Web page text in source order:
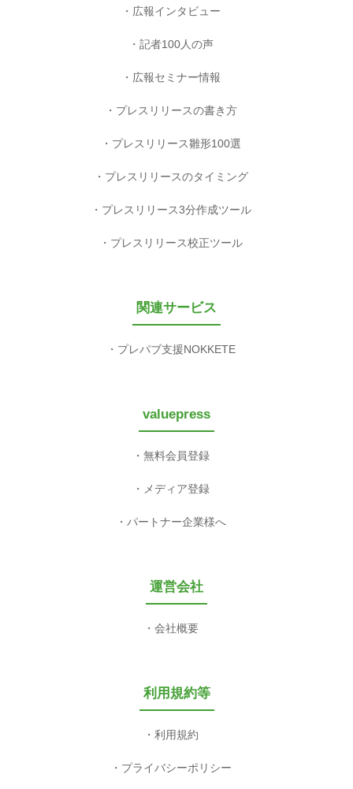
広報インタビュー
記者100人の声
広報セミナー情報
プレスリリースの書き方
プレスリリース雛形100選
プレスリリースのタイミング
プレスリリース3分作成ツール
プレスリリース校正ツール
関連サービス
プレパブ支援NOKKETE
valuepress
無料会員登録
メディア登録
パートナー企業様へ
運営会社
会社概要
利用規約等
利用規約
プライバシーポリシー